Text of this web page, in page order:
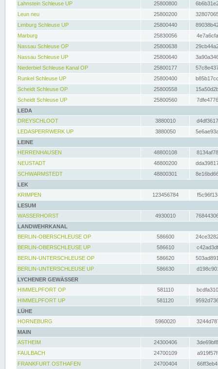
Lahnstein Schleuse UP
25800800
Leun neu
25800200
Limburg Schleuse UP
25800440
Marburg
25830056
Nassau Schleuse OP
25800638
Nassau Schleuse UP
25800640
Niederbiel Schleuse Kanal OP
25800177
Runkel Schleuse UP
25800400
Scheidt Schleuse OP
25800558
Scheidt Schleuse UP
25800560
LEDA
DREYSCHLOOT
3880010
LEDASPERRWERK UP
3880050
LEINE
HERRENHAUSEN
48800108
NEUSTADT
48800200
SCHWARMSTEDT
48800301
LEK
KRIMPEN
123456784
LESUM
WASSERHORST
4930010
LANDWEHRKANAL
BERLIN-OBERSCHLEUSE OP
586600
BERLIN-OBERSCHLEUSE UP
586610
BERLIN-UNTERSCHLEUSE OP
586620
BERLIN-UNTERSCHLEUSE UP
586630
LYCHENER GEWÄSSER
HIMMELPFORT OP
581110
HIMMELPFORT UP
581120
LÜHE
HORNEBURG
5960020
MAIN
ASTHEIM
24300406
FAULBACH
24700109
FRANKFURT OSTHAFEN
24700404